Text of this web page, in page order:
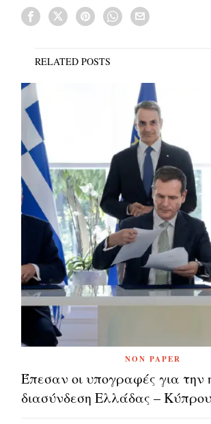
RELATED POSTS
NON PAPER
Έπεσαν οι υπογραφές για την
διασύνδεση Ελλάδας – Κύπρου